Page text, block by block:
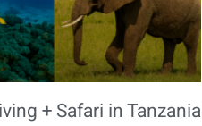
+ Safari in Tanzania